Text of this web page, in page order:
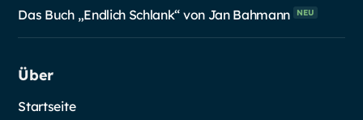
Das Buch „Endlich Schlank“ von Jan Bahmann NEU
Über
Startseite